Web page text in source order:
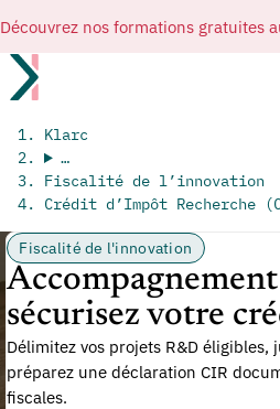
Découvrez nos formations gratuites
Klarc
…
Fiscalité de l’innovation
Crédit d’Impôt Recherche
Fiscalité de l'innovation
sécurisez votre
Délimitez vos projets R&D éligibles,
préparez une déclaration CIR
fiscales.